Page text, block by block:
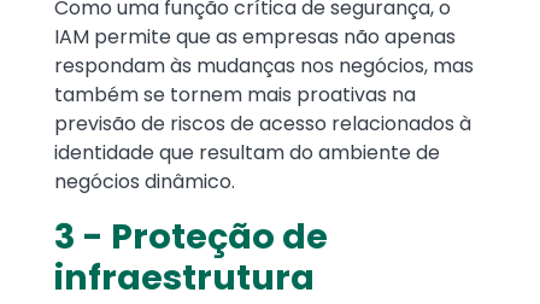
Como uma função crítica de segurança, o
IAM permite que as empresas não apenas
respondam às mudanças nos negócios, mas
também se tornem mais proativas na
previsão de riscos de acesso relacionados à
identidade que resultam do ambiente de
negócios dinâmico.
3 - Proteção de
infraestrutura